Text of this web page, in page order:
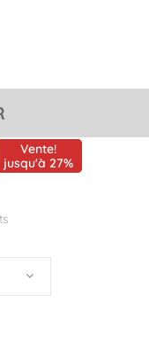
Vente!
jusqu'à 27%
Vente!
jusqu'à 27%